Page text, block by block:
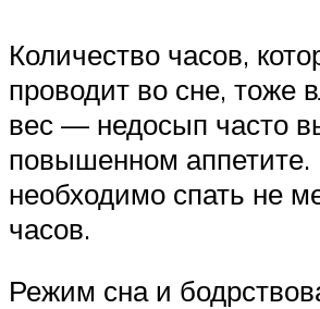
Количество часов,
проводит во сне, тоже
вес — недосып часто
повышенном аппетите.
необходимо спать не
часов.
Режим сна и